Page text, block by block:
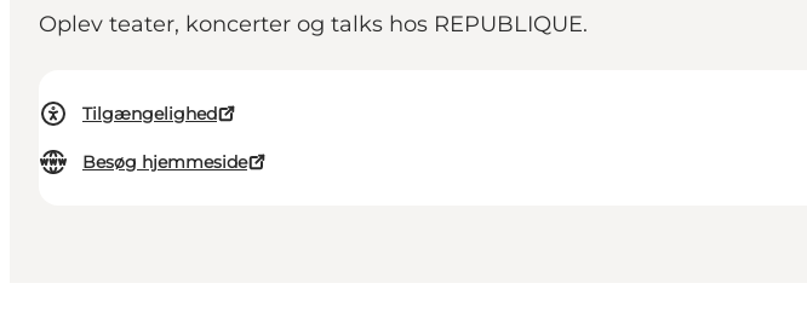
Oplev teater, koncerter og talks hos REPUBLIQUE.
Tilgængelighed
Besøg hjemmeside